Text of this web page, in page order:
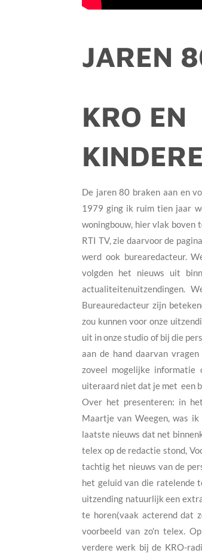
JAREN
KRO EN
De jaren 80 braken aan en
1979 ging ik ruim tien jaar
woningbouw, hier vlak boven
RTI TV, zie daarvoor de pagina
werd ook burearedacteur.
volgden het nieuws uit
actualiteitenuitzendingen.
Bureauredacteur zijn
zou kunnen voor onze
uit in onze studio of bij die
aan de hand daarvan
zoveel mogelijke
uiteraard niet dat je met een
Over het presenteren: in
Maartje van Weegen, was
laatste nieuws dat net
telex op de redactie stond,
tachtig het nieuws van de
het geluid van die ratelende
uitzending natuurlijk een
te horen(vaak acterend dat
voorbeeld van zo'n telex.
verdere werk bij de KRO-